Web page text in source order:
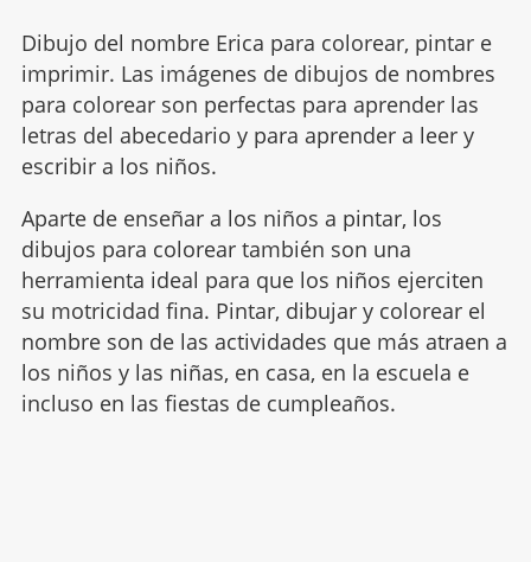
Dibujo del nombre Erica para colorear, pintar e
imprimir. Las imágenes de dibujos de nombres
para colorear son perfectas para aprender las
letras del abecedario y para aprender a leer y
escribir a los niños.
Aparte de enseñar a los niños a pintar, los
dibujos para colorear también son una
herramienta ideal para que los niños ejerciten
su motricidad fina. Pintar, dibujar y colorear el
nombre son de las actividades que más atraen a
los niños y las niñas, en casa, en la escuela e
incluso en las fiestas de cumpleaños.